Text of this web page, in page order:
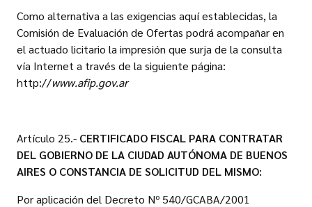
Como alternativa a las exigencias aquí establecidas, la
Comisión de Evaluación de Ofertas podrá acompañar en
el actuado licitario la impresión que surja de la consulta
vía Internet a través de la siguiente página:
http://www.afip.gov.ar
Artículo 25.- CERTIFICADO FISCAL PARA CONTRATAR
DEL GOBIERNO DE LA CIUDAD AUTÓNOMA DE BUENOS
AIRES O CONSTANCIA DE SOLICITUD DEL MISMO:
Por aplicación del Decreto Nº 540/GCABA/2001